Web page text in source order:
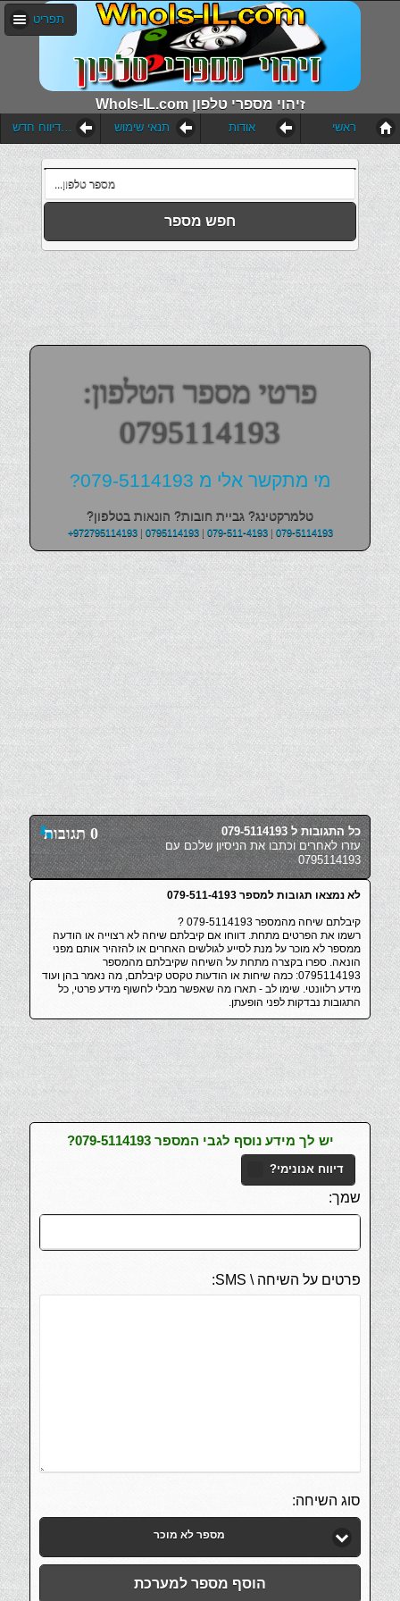
WhoIs-IL.com זיהוי מספרי טלפון
תפריט
הוסף דיווח חדש תנאי שימוש אודות ראשי
חפש מספר
פרטי מספר הטלפון:
0795114193
מי מתקשר אלי מ 079-5114193?
טלמרקטינג? גביית חובות? הונאות בטלפון?
+972795114193| 0795114193| 079-511-4193| 079-5114193
0 תגובות
כל התגובות ל 079-5114193
עזרו לאחרים וכתבו את הניסיון שלכם עם
0795114193
לא נמצאו תגובות למספר 079-511-4193
קיבלתם שיחה מהמספר 079-5114193 ?
רשמו את הפרטים מתחת. דווחו אם קיבלתם שיחה לא רצוייה או הודעה
ממספר לא מוכר על מנת לסייע לגולשים האחרים או להזהיר אותם מפני
הונאה. ספרו בקצרה מתחת על השיחה שקיבלתם מהמספר
0795114193: כמה שיחות או הודעות טקסט קיבלתם, מה נאמר בהן ועוד
מידע רלוונטי. שימו לב - תארו מה שאפשר מבלי לחשוף מידע פרטי, כל
התגובות נבדקות לפני הופעתן.
יש לך מידע נוסף לגבי המספר 079-5114193?
דיווח אנונימי?
שמך:
פרטים על השיחה \ SMS:
סוג השיחה:
מספר לא מוכר
הוסף מספר למערכת